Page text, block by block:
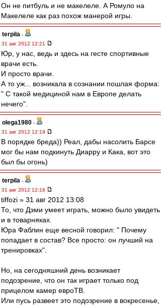
Он не питбуль и не макелеле. А Ромуло на
Макелеле как раз похож манерой игры.
terpila -
31 авг 2012 12:21
Юр, у нас, ведь и здесь на гесте спортивные
врачи есть.
И просто врачи.
А то уж... возникала в сознании пошлая форма:
" С такой медициной нам в Европе делать
нечего".
olega1980 -
31 авг 2012 12:19
В порядке бреда)) Реал, дабы насолить Барсе
мог бы нам подкинуть Диарру и Кака, вот это
был бы огонь)
terpila -
31 авг 2012 12:16
tiffozi » 31 авг 2012 13:08
То, что Дэми умеет играть, можно было увидеть
и в товарняках.
Юра Фаблин еще весной говорил: " Почему
попадает в состав? Все просто: он лучший на
тренировках".
Но, на сегодняшний день возникает
подозрение, что он так играет только под
прицелом камер евроТВ.
Или пусь развеет это подозрение в вокресенье,